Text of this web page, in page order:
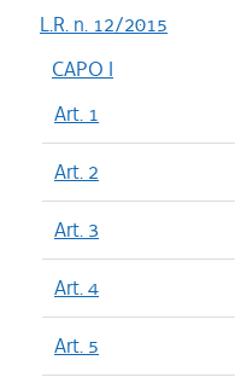
L.R. n. 12/2015
CAPO I
Art. 1
Art. 2
Art. 3
Art. 4
Art. 5